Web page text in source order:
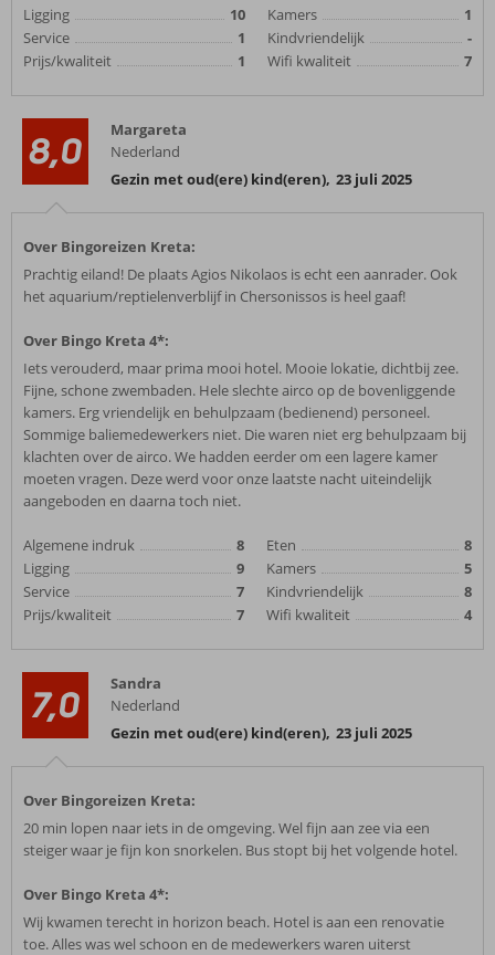
Ligging
10
Service
1
Prijs/kwaliteit
1
Kamers
1
Kindvriendelijk
-
Wifi kwaliteit
7
8,0
Margareta
Nederland
Gezin met oud(ere) kind(eren), 23 juli 2025
Over Bingoreizen Kreta:
Prachtig eiland! De plaats Agios Nikolaos is echt een aanrader. Ook
het aquarium/reptielenverblijf in Chersonissos is heel gaaf!
Over Bingo Kreta 4*:
Iets verouderd, maar prima mooi hotel. Mooie lokatie, dichtbij zee.
Fijne, schone zwembaden. Hele slechte airco op de bovenliggende
kamers. Erg vriendelijk en behulpzaam (bedienend) personeel.
Sommige baliemedewerkers niet. Die waren niet erg behulpzaam bij
klachten over de airco. We hadden eerder om een lagere kamer
moeten vragen. Deze werd voor onze laatste nacht uiteindelijk
aangeboden en daarna toch niet.
Algemene indruk
8
Ligging
9
Service
7
Prijs/kwaliteit
7
Eten
8
Kamers
5
Kindvriendelijk
8
Wifi kwaliteit
4
7,0
Sandra
Nederland
Gezin met oud(ere) kind(eren), 23 juli 2025
Over Bingoreizen Kreta:
20 min lopen naar iets in de omgeving. Wel fijn aan zee via een
steiger waar je fijn kon snorkelen. Bus stopt bij het volgende hotel.
Over Bingo Kreta 4*:
Wij kwamen terecht in horizon beach. Hotel is aan een renovatie
toe. Alles was wel schoon en de medewerkers waren uiterst